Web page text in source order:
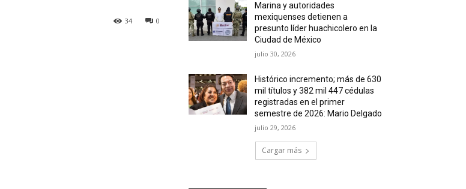
0
34
Marina y autoridades
mexiquenses detienen a
presunto líder huachicolero en la
Ciudad de México
julio 30, 2026
Histórico incremento; más de 630
mil títulos y 382 mil 447 cédulas
registradas en el primer
semestre de 2026: Mario Delgado
julio 29, 2026
Cargar más